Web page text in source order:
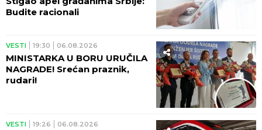
Budite racionali
VESTI 19:30 06.08.2026
MINISTARKA U BORU URUČILA
NAGRADE! Srećan praznik,
rudari!
VESTI 19:26 06.08.2026